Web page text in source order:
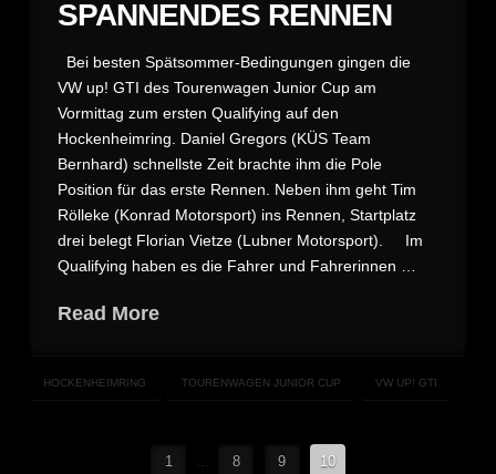
SPANNENDES RENNEN
Bei besten Spätsommer-Bedingungen gingen die
VW up! GTI des Tourenwagen Junior Cup am
Vormittag zum ersten Qualifying auf den
Hockenheimring. Daniel Gregors (KÜS Team
Bernhard) schnellste Zeit brachte ihm die Pole
Position für das erste Rennen. Neben ihm geht Tim
Rölleke (Konrad Motorsport) ins Rennen, Startplatz
drei belegt Florian Vietze (Lubner Motorsport). Im
Qualifying haben es die Fahrer und Fahrerinnen …
Read More
HOCKENHEIMRING TOURENWAGEN JUNIOR CUP VW UP! GTI
1 ... 8 9 10